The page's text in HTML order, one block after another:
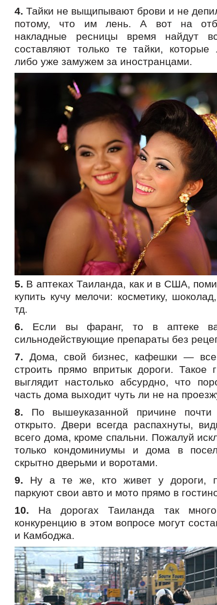
4. Тайки не выщипывают брови и не
потому, что им лень. А вот на
накладные ресницы время найдут
составляют только те тайки, которые
либо уже замужем за иностранцами.
5. В аптеках Таиланда, как и в США,
купить кучу мелочи: косметику,
тд.
6. Если вы фаранг, то в аптеке
сильнодействующие препараты без
7. Дома, свой бизнес, кафешки —
строить прямо впритык дороги. Такое
выглядит настолько абсурдно, что
часть дома выходит чуть ли не на
8. По вышеуказанной причине
открыто. Двери всегда распахнуты,
всего дома, кроме спальни. Пожалуй
только кондоминиумы и дома в
скрытно дверьми и воротами.
9. Ну а те же, кто живет у дороги,
паркуют свои авто и мото прямо в
10. На дорогах Таиланда так
конкуренцию в этом вопросе могут
и Камбоджа.